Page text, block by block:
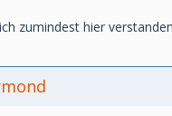
zumindest hier verstanden